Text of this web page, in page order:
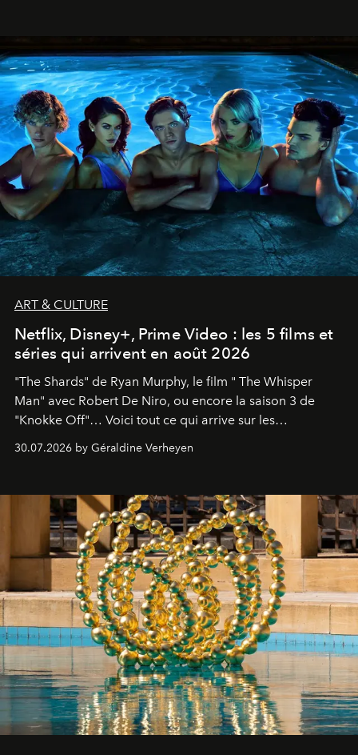
ART & CULTURE
Netflix, Disney+, Prime Video : les 5 films et
séries qui arrivent en août 2026
"The Shards" de Ryan Murphy, le film " The Whisper
Man" avec Robert De Niro, ou encore la saison 3 de
"Knokke Off"… Voici tout ce qui arrive sur les
plateformes de streaming en août 2026.
30.07.2026 by Géraldine Verheyen